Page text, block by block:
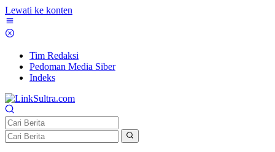
Lewati ke konten
Tim Redaksi
Pedoman Media Siber
Indeks